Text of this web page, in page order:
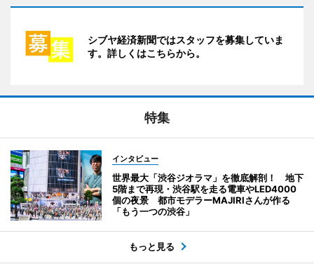
シブヤ経済新聞ではスタッフを募集していま
す。詳しくはこちらから。
特集
インタビュー
世界最大「渋谷ジオラマ」を徹底解剖！ 地下
5階まで再現・渋谷駅を走る電車やLED4000
個の夜景 都市モデラーMAJIRIさんが作る
「もう一つの渋谷」
もっと見る